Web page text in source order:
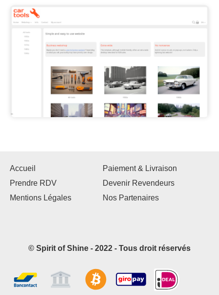
Accueil
Paiement & Livraison
Prendre RDV
Devenir Revendeurs
Mentions Légales
Nos Partenaires
© Spirit of Shine - 2022 - Tous droit réservés